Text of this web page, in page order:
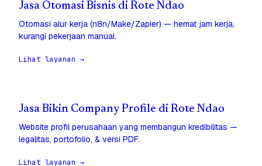
Jasa Otomasi Bisnis di Rote Ndao
Otomasi alur kerja (n8n/Make/Zapier) — hemat jam kerja,
kurangi pekerjaan manual.
Lihat layanan →
Jasa Bikin Company Profile di Rote Ndao
Website profil perusahaan yang membangun kredibilitas —
legalitas, portofolio, & versi PDF.
Lihat layanan →